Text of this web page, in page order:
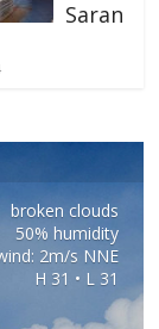
Saran
broken clouds
50% humidity
2m/s NNE
H 31 • L 31